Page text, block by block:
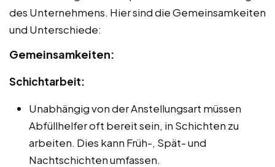
des Unternehmens. Hier sind die Gemeinsamkeiten
und Unterschiede:
Gemeinsamkeiten:
Schichtarbeit:
Unabhängig von der Anstellungsart müssen
Abfüllhelfer oft bereit sein, in Schichten zu
arbeiten. Dies kann Früh-, Spät- und
Nachtschichten umfassen.